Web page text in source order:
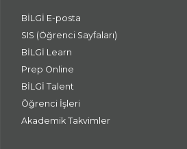
BİLGİ E-posta
SIS (Öğrenci Sayfaları)
BİLGİ Learn
Prep Online
BİLGİ Talent
Öğrenci İşleri
Akademik Takvimler